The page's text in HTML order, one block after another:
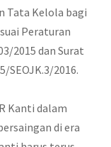
Tata Kelola bagi
Peraturan
2015 dan Surat
SEOJK.3/2016.
Kanti dalam
di era